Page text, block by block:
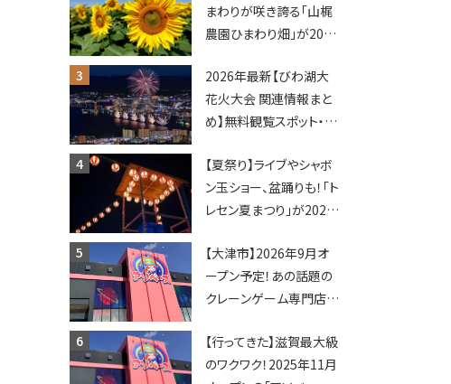
まわりが咲き誇る「山梶
農園ひまわり畑」が2026
ポットやキッチンカーも
登場！何度も入園できる
フリーパスも販売★
2026年最新【びわ湖大
花火大会 関連情報まと
め】無料観覧スポット・同
ップ・交通規制に近隣施
設の駐車場情報なども
要チェック★
【夏祭り】ライブやシャボ
ン玉ショー、盆踊りも！「ト
レセン夏まつり」が2026
【大津市】2026年9月オ
ープン予定！あの話題の
クレーンゲーム専門店
ってくる！豊郷店に続く滋
賀2店舗目★
【行ってきた】滋賀最大級
のワクワク！2025年11月